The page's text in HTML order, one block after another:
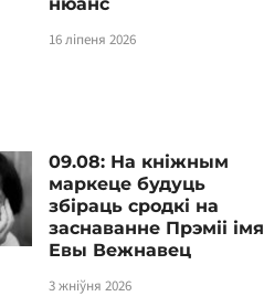
нюанс
16 ліпеня 2026
09.08: На кніжным
маркеце будуць
збіраць сродкі на
заснаванне Прэміі імя
Евы Вежнавец
3 жніўня 2026